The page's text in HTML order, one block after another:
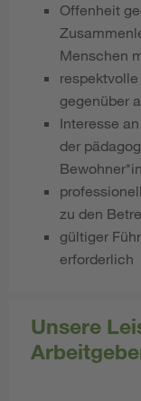
Offenheit
Menschen
gegenüber
Interesse
der
zu den
gültiger
erforderlich
Unsere